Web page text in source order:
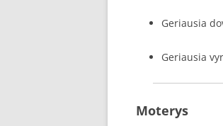
Geriausia
Geriausia
Moterys